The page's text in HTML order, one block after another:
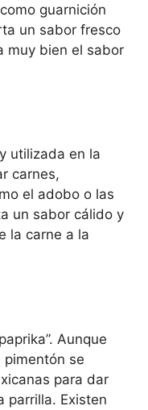
guarnición
un sabor fresco
muy bien el sabor
utilizada en la
carnes,
el adobo o las
un sabor cálido y
la carne a la
Aunque
pimentón se
para dar
parrilla. Existen